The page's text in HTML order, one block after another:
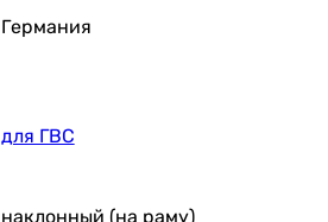
Германия
для ГВС
наклонный (на раму)